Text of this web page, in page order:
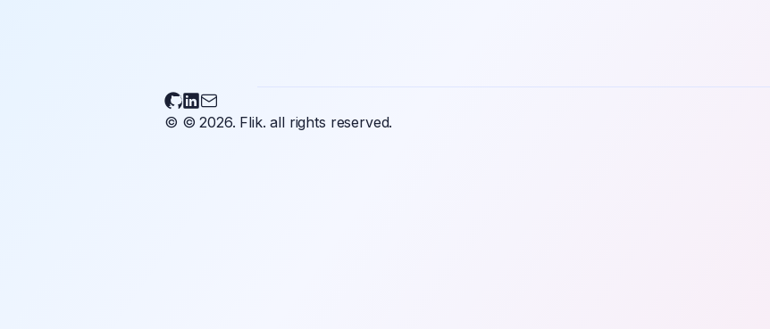
Flikary on Github
Flikary on LinkedIn
© © 2026. Flik.all rights reserved.